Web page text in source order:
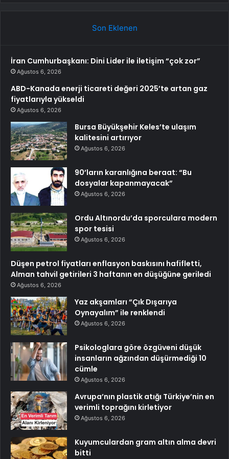
Son Eklenen
İran Cumhurbaşkanı: Dini Lider ile iletişim “çok zor”
Ağustos 6, 2026
ABD-Kanada enerji ticareti değeri 2025’te artan gaz
fiyatlarıyla yükseldi
Ağustos 6, 2026
Bursa Büyükşehir Keles’te ulaşım
kalitesini artırıyor
Ağustos 6, 2026
90’ların karanlığına beraat: “Bu
dosyalar kapanmayacak”
Ağustos 6, 2026
Ordu Altınordu’da sporculara modern
spor tesisi
Ağustos 6, 2026
Düşen petrol fiyatları enflasyon baskısını hafifletti,
Alman tahvil getirileri 3 haftanın en düşüğüne geriledi
Ağustos 6, 2026
Yaz akşamları “Çık Dışarıya
Oynayalım” ile renklendi
Ağustos 6, 2026
Psikologlara göre özgüveni düşük
insanların ağzından düşürmediği 10
cümle
Ağustos 6, 2026
Avrupa’nın plastik atığı Türkiye’nin en
verimli toprağını kirletiyor
Ağustos 6, 2026
Kuyumculardan gram altın alma devri
bitti